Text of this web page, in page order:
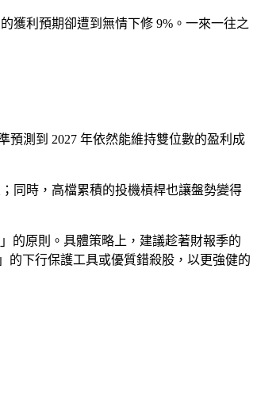
獲利預期卻遭到無情下修 9%。一來一往之
預測到 2027 年依然能維持雙位數的盈利成
同時，高檔累積的投機槓桿也讓盤勢變得
的原則。具體策略上，建議趁著財報季的
的下行保護工具或優質錯殺股，以更強健的